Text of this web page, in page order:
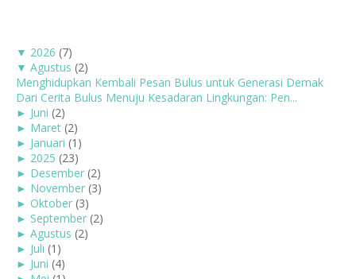
▼ 2026 (7)
▼ Agustus (2)
Menghidupkan Kembali Pesan Bulus untuk Generasi Demak
Dari Cerita Bulus Menuju Kesadaran Lingkungan: Pen...
► Juni (2)
► Maret (2)
► Januari (1)
► 2025 (23)
► Desember (2)
► November (3)
► Oktober (3)
► September (2)
► Agustus (2)
► Juli (1)
► Juni (4)